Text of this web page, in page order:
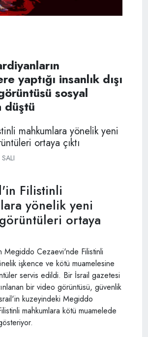
yaptığı insanlık dışı
sosyal
düştü
mahkumlara yönelik yeni
ortaya çıktı
Filistinli
yönelik yeni
ortaya
Megiddo Cezaevi'nde Filistinli
işkence ve kötü muamelesine
servis edildi. Bir İsrail gazetesi
bir video görüntüsü, güvenlik
kuzeyindeki Megiddo
mahkumlara kötü muamelede